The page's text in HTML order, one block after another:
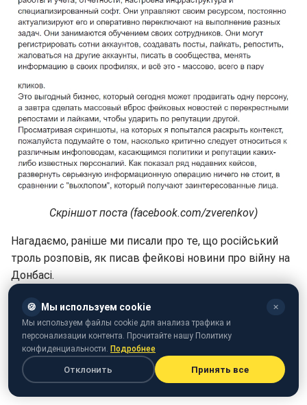
Скріншот поста (facebook.com/zverenkov)
Нагадаємо, раніше ми писали про те, що російський
троль розповів, як писав фейкові новини про війну на
Донбасі.
А також розповідали про те, що
росіянин розповів про
діяльність "фабрики тролів"
🍪 Мы используем cookie ✕
Мы используем файлы cookie для анализа трафика и
персонализации контента. Прочитайте нашу Политику
конфиденциальности. Подробнее
Отклонить Принять все